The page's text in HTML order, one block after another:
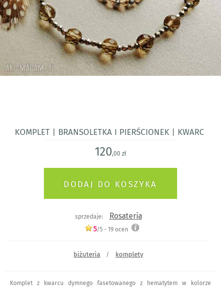
Komplet | Bransoletka i pierścionek | Kwarc
120,00 zł
sprzedaje: Rosateria
5/5 - 19 ocen
biżuteria / komplety
Komplet z kwarcu dymnego fasetowanego z hematytem w kolorze